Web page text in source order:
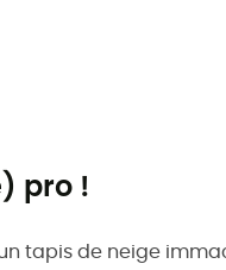
pro !
tapis de neige